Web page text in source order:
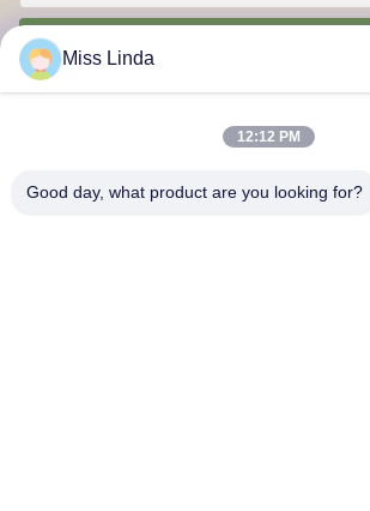
Miss Linda
12:12 PM
Good day, what product are you looking for?